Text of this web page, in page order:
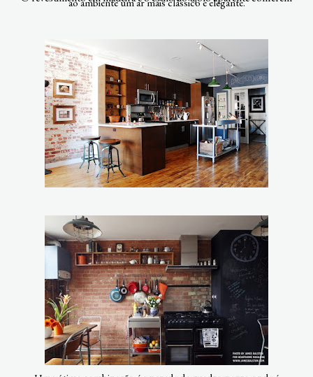
ao ambiente um ar mais clássico e elegante.